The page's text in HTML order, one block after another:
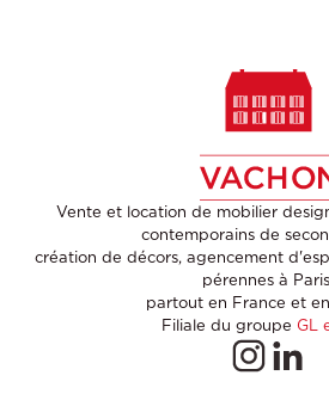
Vente et location de mobilier
contemporains de
création de décors, agencement
pérennes à
partout en France et
Filiale du groupe GL